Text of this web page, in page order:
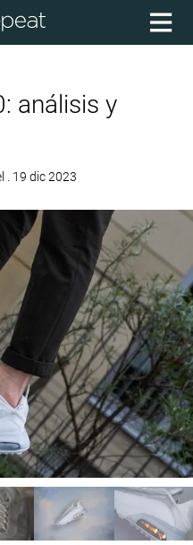
análisis y
. 19 dic 2023